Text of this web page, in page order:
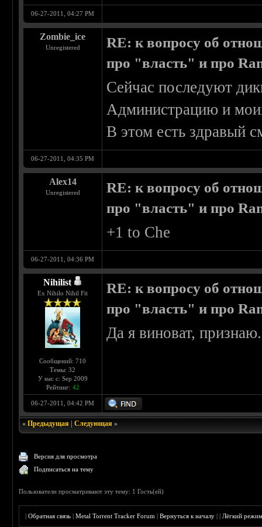
06-27-2011, 04:27 PM
Zombie_ice
Unregistered
RE: к вопросу об
про "власть" и про
Сейчас последуют
Администрацию и
В этом есть здравый
06-27-2011, 04:35 PM
Alex14
Unregistered
RE: к вопросу об
про "власть" и про
+1 to Che
06-27-2011, 04:36 PM
Nihilist
Ex Nihilo Nihil Fit
Сообщений: 710
Темы: 32
У нас с: Sep 2009
Рейтинг: 42
RE: к вопросу об
про "власть" и про
Да я виноват,
06-27-2011, 04:42 PM
«Предыдущая |Следующая »
Версия для просмотра
Подписаться на тему
Пользователи просматривают эту тему: 1 Гость(ей)
|Обратная связь |Metal Torrent Tracker Forum |Вернуться к началу ||Лёгкий